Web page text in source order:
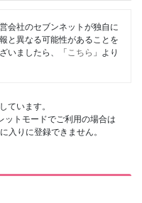
会社のセブンネットが独自に
と異なる可能性があることを
いましたら、「 こちら 」より
ています。
ットモードでご利用の場合は
入りに登録できません。